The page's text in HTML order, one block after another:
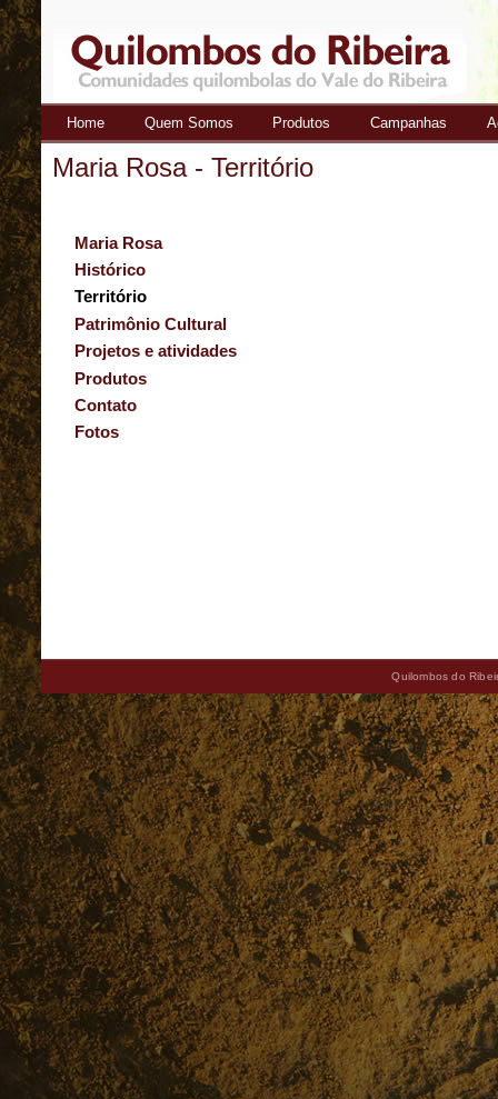
Quilombos
do Ribeira
Home Quem Somos Produtos Campanhas
Maria Rosa - Território
Maria Rosa
Histórico
Território
Patrimônio Cultural
Projetos e atividades
Produtos
Contato
Fotos
Quilombos do